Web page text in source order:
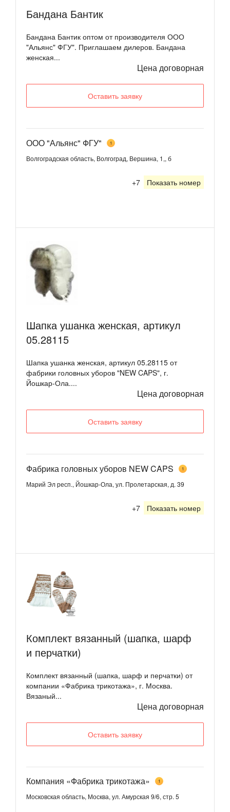
Бандана Бантик
Бандана Бантик оптом от производителя ООО
"Альянс" ФГУ". Приглашаем дилеров. Бандана
женская...
Цена договорная
Оставить заявку
ООО "Альянс" ФГУ" 1
Волгоградская область, Волгоград, Вершина, 1,, б
+7 Показать номер
Шапка ушанка женская, артикул
05.28115
Шапка ушанка женская, артикул 05.28115 от
фабрики головных уборов "NEW CAPS", г.
Йошкар-Ола....
Цена договорная
Оставить заявку
Фабрика головных уборов NEW CAPS 1
Марий Эл респ., Йошкар-Ола, ул. Пролетарская, д. 39
+7 Показать номер
Комплект вязанный (шапка, шарф
и перчатки)
Комплект вязанный (шапка, шарф и перчатки) от
компании «Фабрика трикотажа», г. Москва.
Вязаный...
Цена договорная
Оставить заявку
Компания «Фабрика трикотажа» 1
Московская область, Москва, ул. Амурская 9/6, стр. 5